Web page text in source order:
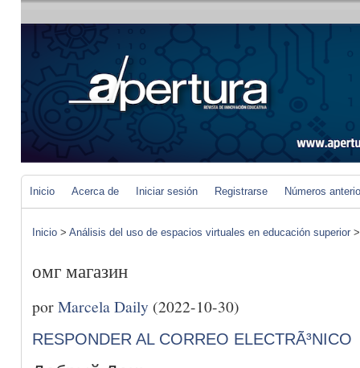
Inicio Acerca de Iniciar sesión Registrarse Números
Inicio > Análisis del uso de espacios virtuales en educación superior
омг магазин
porMarcela Daily (2022-10-30)
RESPONDER AL CORREO ELECTRÃ³NICO